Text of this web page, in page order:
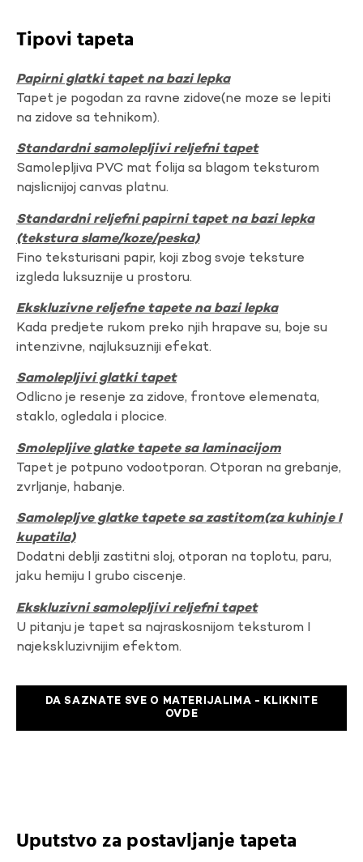
Tipovi tapeta
Papirni glatki tapet na bazi lepka
Tapet je pogodan za ravne zidove(ne moze se lepiti
na zidove sa tehnikom).
Standardni samolepljivi reljefni tapet
Samolepljiva PVC mat folija sa blagom teksturom
najslicnijoj canvas platnu.
Standardni reljefni papirni tapet na bazi lepka
(tekstura slame/koze/peska)
Fino teksturisani papir, koji zbog svoje teksture
izgleda luksuznije u prostoru.
Ekskluzivne reljefne tapete na bazi lepka
Kada predjete rukom preko njih hrapave su, boje su
intenzivne, najluksuzniji efekat.
Samolepljivi glatki tapet
Odlicno je resenje za zidove, frontove elemenata,
staklo, ogledala i plocice.
Smolepljive glatke tapete sa laminacijom
Tapet je potpuno vodootporan. Otporan na grebanje,
zvrljanje, habanje.
Samolepljve glatke tapete sa zastitom(za kuhinje I
kupatila)
Dodatni deblji zastitni sloj, otporan na toplotu, paru,
jaku hemiju I grubo ciscenje.
Ekskluzivni samolepljivi reljefni tapet
U pitanju je tapet sa najraskosnijom teksturom I
najekskluzivnijim efektom.
DA SAZNATE SVE O MATERIJALIMA - KLIKNITE
OVDE
Uputstvo za postavljanje tapeta